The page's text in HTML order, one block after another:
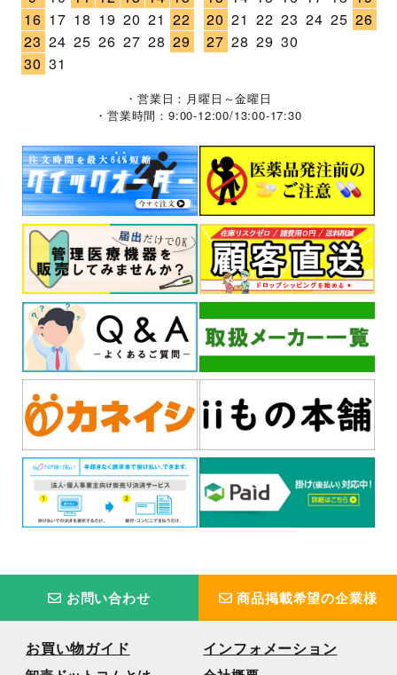
16 17 18 19 20 21 22
23 24 25 26 27 28 29
30 31
20 21 22 23 24 25 26
27 28 29 30
・営業日：月曜日～金曜日
・営業時間：9:00-12:00/13:00-17:30
お問い合わせ 商品掲載希望の企業様
お買い物ガイド インフォメーション